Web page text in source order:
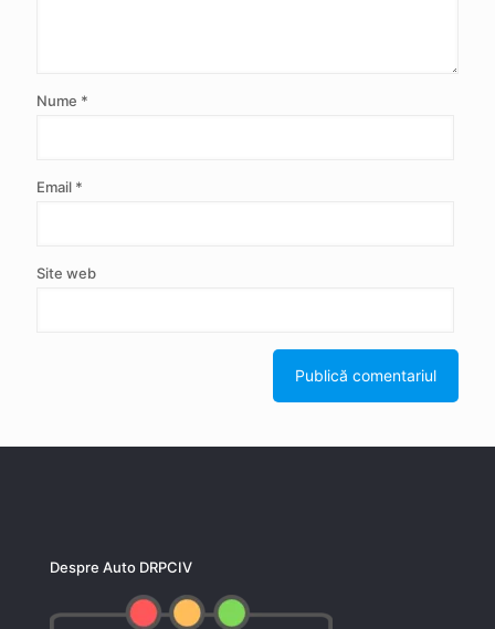
Nume *
Email *
Site web
Despre Auto DRPCIV